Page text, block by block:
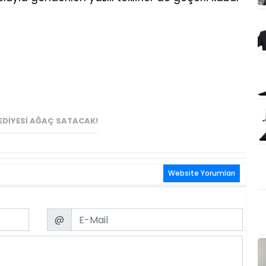
AĞAÇ SATACAK!
Website Yorumları
Email
@